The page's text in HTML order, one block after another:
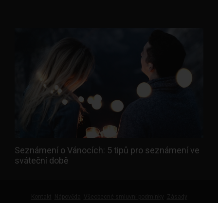
Seznámení o Vánocích: 5 tipů pro seznámení ve
sváteční době